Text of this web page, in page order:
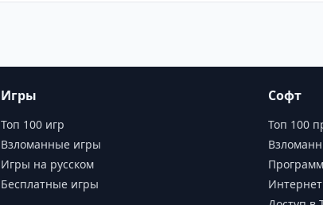
Игры
Топ 100 игр
Взломанные игры
Игры на русском
Бесплатные игры
Софт
Топ 100
Интернет